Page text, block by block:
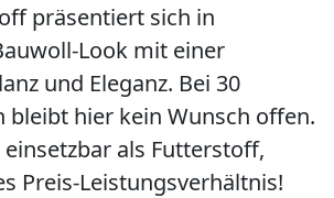
präsentiert sich in
Look mit einer
und Eleganz. Bei 30
bleibt hier kein Wunsch offen.
einsetzbar als Futterstoff,
Preis-Leistungsverhältnis!